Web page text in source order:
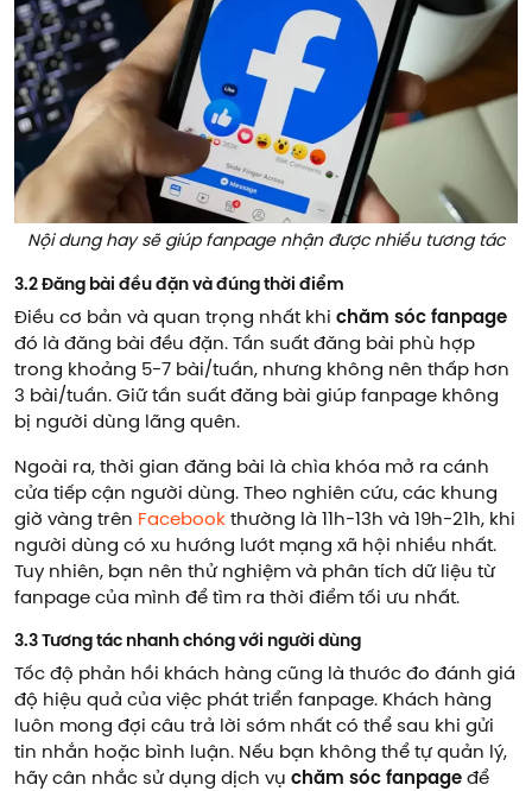
Nội dung hay sẽ giúp fanpage nhận được nhiều tương tác
3.2 Đăng bài đều đặn và đúng thời điểm
Điều cơ bản và quan trọng nhất khi chăm sóc fanpage
đó là đăng bài đều đặn. Tần suất đăng bài phù hợp
trong khoảng 5-7 bài/tuần, nhưng không nên thấp hơn
3 bài/tuần. Giữ tần suất đăng bài giúp fanpage không
bị người dùng lãng quên.
Ngoài ra, thời gian đăng bài là chìa khóa mở ra cánh
cửa tiếp cận người dùng. Theo nghiên cứu, các khung
giờ vàng trên Facebook thường là 11h-13h và 19h-21h, khi
người dùng có xu hướng lướt mạng xã hội nhiều nhất.
Tuy nhiên, bạn nên thử nghiệm và phân tích dữ liệu từ
fanpage của mình để tìm ra thời điểm tối ưu nhất.
3.3 Tương tác nhanh chóng với người dùng
Tốc độ phản hồi khách hàng cũng là thước đo đánh giá
độ hiệu quả của việc phát triển fanpage. Khách hàng
luôn mong đợi câu trả lời sớm nhất có thể sau khi gửi
tin nhắn hoặc bình luận. Nếu bạn không thể tự quản lý,
hãy cân nhắc sử dụng dịch vụ chăm sóc fanpage để